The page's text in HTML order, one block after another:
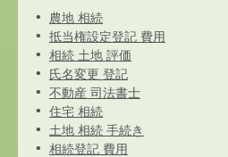
農地 相続
抵当権設定登記 費用
相続 土地 評価
氏名変更 登記
不動産 司法書士
住宅 相続
土地 相続 手続き
相続登記 費用